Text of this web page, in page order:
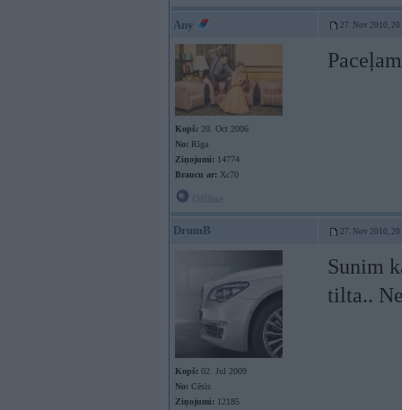
Any 27. Nov 2010,
Kopš: 20. Oct 2006
No: Rīga
Ziņojumi: 14774
Braucu ar: Xc70
DrumB 27. Nov 2010,
Kopš: 02. Jul 2009
No: Cēsis
Ziņojumi: 12185
Sunim
tilta..